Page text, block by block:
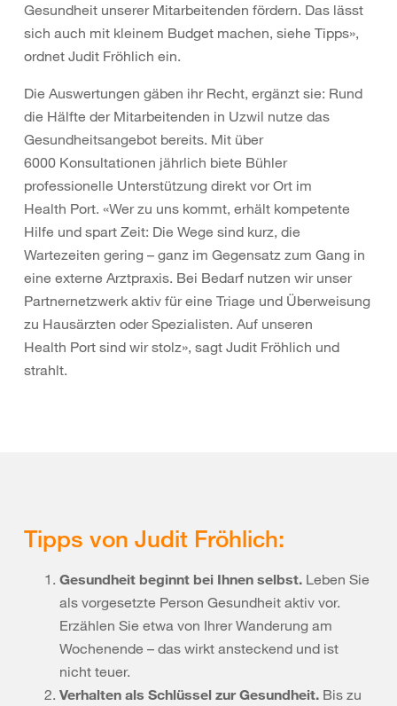
Gesundheit unserer Mitarbeitenden fördern. Das lässt
sich auch mit kleinem Budget machen, siehe Tipps»,
ordnet Judit Fröhlich ein.
Die Auswertungen gäben ihr Recht, ergänzt sie: Rund
die Hälfte der Mitarbeitenden in Uzwil nutze das
Gesundheitsangebot bereits. Mit über
6000 Konsultationen jährlich biete Bühler
professionelle Unterstützung direkt vor Ort im
Health Port. «Wer zu uns kommt, erhält kompetente
Hilfe und spart Zeit: Die Wege sind kurz, die
Wartezeiten gering – ganz im Gegensatz zum Gang in
eine externe Arztpraxis. Bei Bedarf nutzen wir unser
Partnernetzwerk aktiv für eine Triage und Überweisung
zu Hausärzten oder Spezialisten. Auf unseren
Health Port sind wir stolz», sagt Judit Fröhlich und
strahlt.
Tipps von Judit Fröhlich:
Gesundheit beginnt bei Ihnen selbst. Leben Sie
als vorgesetzte Person Gesundheit aktiv vor.
Erzählen Sie etwa von Ihrer Wanderung am
Wochenende – das wirkt ansteckend und ist
nicht teuer.
Verhalten als Schlüssel zur Gesundheit. Bis zu